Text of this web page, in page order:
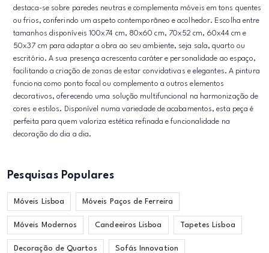
destaca-se sobre paredes neutras e complementa móveis em tons quentes
ou frios, conferindo um aspeto contemporâneo e acolhedor. Escolha entre
tamanhos disponíveis 100x74 cm, 80x60 cm, 70x52 cm, 60x44 cm e
50x37 cm para adaptar a obra ao seu ambiente, seja sala, quarto ou
escritório. A sua presença acrescenta caráter e personalidade ao espaço,
facilitando a criação de zonas de estar convidativas e elegantes. A pintura
funciona como ponto focal ou complemento a outros elementos
decorativos, oferecendo uma solução multifuncional na harmonização de
cores e estilos. Disponível numa variedade de acabamentos, esta peça é
perfeita para quem valoriza estética refinada e funcionalidade na
decoração do dia a dia.
Pesquisas Populares
Móveis Lisboa Móveis Paços de Ferreira
Móveis Modernos Candeeiros Lisboa Tapetes Lisboa
Decoração de Quartos Sofás Innovation